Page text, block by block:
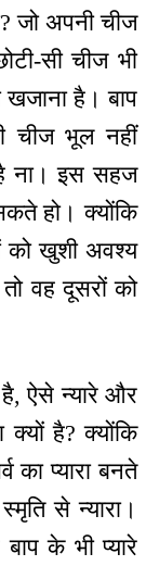
जो अपनी चीज
सी चीज भी
खजाना है। बाप
चीज भूल नहीं
ना। इस सहज
हो। क्योंकि
को खुशी अवश्य
वह दूसरों को
है, ऐसे न्यारे और
क्यों है? क्योंकि
का प्यारा बनते
से न्यारा।
के भी प्यारे